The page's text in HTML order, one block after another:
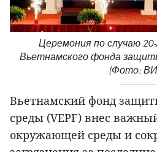
Церемония по случаю
Вьетнамского фонда
(Фото:
Вьетнамский фонд
среды (VEPF) внес
окружающей среды и